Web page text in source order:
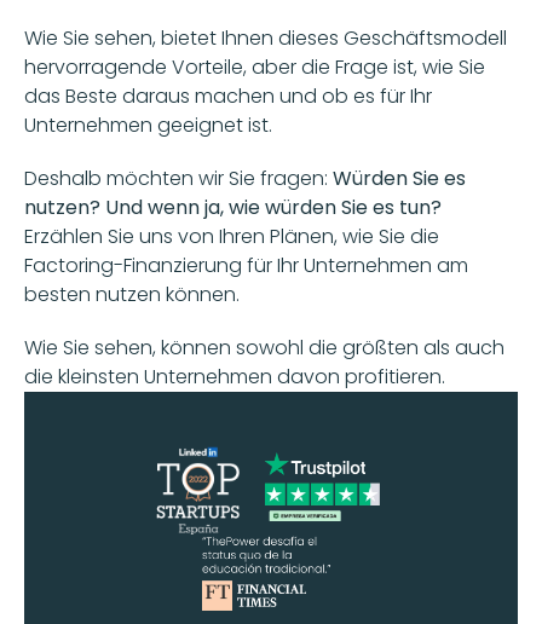
Wie Sie sehen, bietet Ihnen dieses Geschäftsmodell
hervorragende Vorteile, aber die Frage ist, wie Sie
das Beste daraus machen und ob es für Ihr
Unternehmen geeignet ist.
Deshalb möchten wir Sie fragen: Würden Sie es
Erzählen Sie uns von Ihren Plänen, wie Sie die
Factoring-Finanzierung für Ihr Unternehmen am
besten nutzen können.
Wie Sie sehen, können sowohl die größten als auch
die kleinsten Unternehmen davon profitieren.